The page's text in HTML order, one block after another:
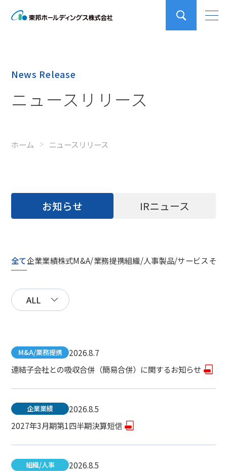
News Release
ニュースリリース
ホーム ニュースリリース
お知らせ IRニュース
全て企業業績株式M&A/業務提携組織/人事製品/サービスその
M&A/業務提携
2026.8.7
連結子会社との吸収合併（簡易合併）に関するお知らせ
企業業績
2026.8.5
2027年3月期第1四半期決算短信
組織/人事
2026.8.5